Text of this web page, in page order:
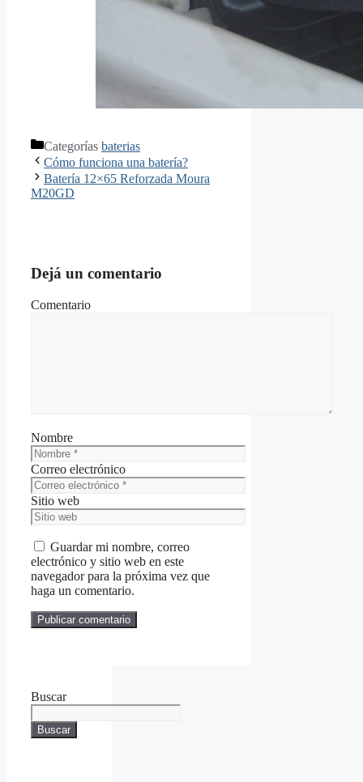
Categorías baterias
Cómo funciona una batería?
Batería 12×65 Reforzada Moura
M20GD
Dejá un comentario
Comentario
Nombre
Correo electrónico
Sitio web
Guardar mi nombre, correo
electrónico y sitio web en este
navegador para la próxima vez que
haga un comentario.
Buscar
Buscar